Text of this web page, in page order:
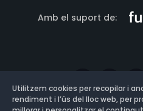
Amb el suport de:
Utilitzem cookies per recopilar i
rendiment i l’ús del lloc web, per